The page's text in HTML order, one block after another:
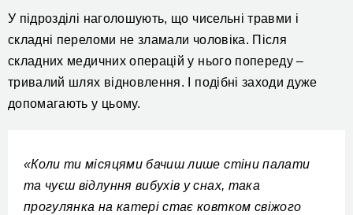
У підрозділі наголошують, що чисельні травми і
складні переломи не зламали чоловіка. Після
складних медичних операцій у нього попереду –
тривалий шлях відновлення. І подібні заходи дуже
допомагають у цьому.
«Коли ти місяцями бачиш лише стіни палати
та чуєш відлуння вибухів у снах, така
прогулянка на катері стає ковтком свіжого